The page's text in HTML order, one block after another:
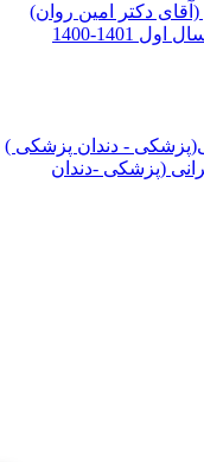
امین روان)
- دندان پزشکی )
-دندان